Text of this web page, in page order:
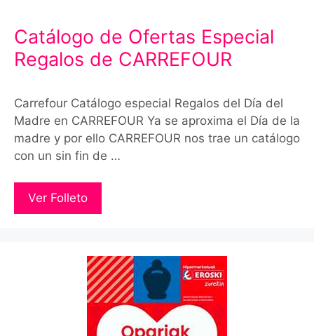
Catálogo de Ofertas Especial
Regalos de CARREFOUR
Carrefour Catálogo especial Regalos del Día del
Madre en CARREFOUR Ya se aproxima el Día de la
madre y por ello CARREFOUR nos trae un catálogo
con un sin fin de …
Ver Folleto